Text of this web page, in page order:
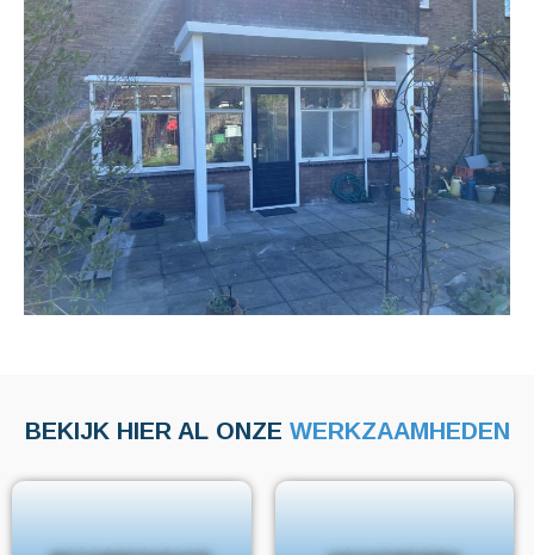
BEKIJK HIER AL ONZE WERKZAAMHEDEN